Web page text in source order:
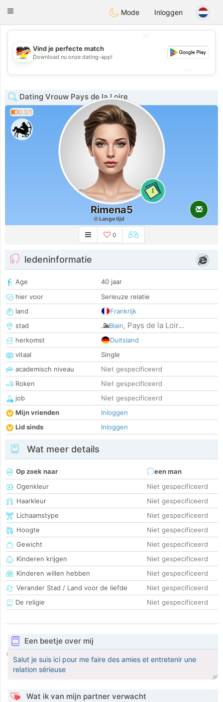
Deutsch Dating
Toggle
Mode Inloggen
💖
💕
Vind je perfecte match
Download nu onze dating-app!
Dating Vrouw Pays de la Loire
0.3/1
1
Rimena5
Lange tijd
0
ledeninformatie
Age
40 jaar
hier voor
Serieuze relatie
land
Frankrijk
stad
Blain, Pays de la Loir...
herkomst
Duitsland
vitaal
Single
academisch niveau
Niet gespecificeerd
Roken
Niet gespecificeerd
job
Niet gespecificeerd
Mijn vrienden
Inloggen
Lid sinds
Inloggen
Wat meer details
Op zoek naar
een man
Ogenkleur
Niet gespecificeerd
Haarkleur
Niet gespecificeerd
Lichaamstype
Niet gespecificeerd
Hoogte
Niet gespecificeerd
Gewicht
Niet gespecificeerd
Kinderen krijgen
Niet gespecificeerd
Kinderen willen hebben
Niet gespecificeerd
Verander Stad / Land voor de liefde
Niet gespecificeerd
De religie
Niet gespecificeerd
Een beetje over mij
Salut je suis ici pour me faire des amies et entretenir une
relation sérieuse
Wat ik van mijn partner verwacht